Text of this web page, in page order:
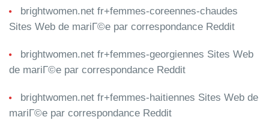
brightwomen.net fr+femmes-coreennes-chaudes
Sites Web de mariГ©e par correspondance Reddit
brightwomen.net fr+femmes-georgiennes Sites Web
de mariГ©e par correspondance Reddit
brightwomen.net fr+femmes-haitiennes Sites Web de
mariГ©e par correspondance Reddit